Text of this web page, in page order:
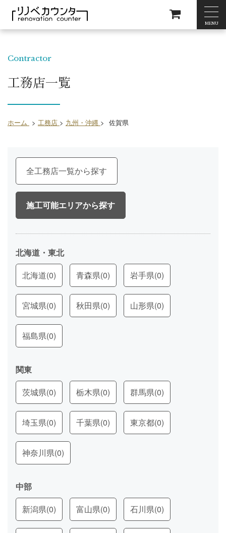
MENU
Contractor
工務店一覧
ホーム > 工務店 > 九州・沖縄 > 佐賀県
全工務店一覧
施工可能エリア
北海道・東北
北海道(0) 青森県(0) 岩手県(0)
宮城県(0) 秋田県(0) 山形県(0)
福島県(0)
関東
茨城県(0) 栃木県(0) 群馬県(0)
埼玉県(0) 千葉県(0) 東京都(0)
神奈川県(0)
中部
新潟県(0) 富山県(0) 石川県(0)